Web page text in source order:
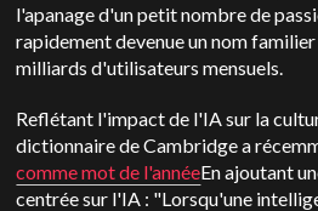
l'apanage d'un petit nombre de
rapidement devenue un nom
milliards d'utilisateurs mensuels.
Reflétant l'impact de l'IA sur la
dictionnaire de Cambridge a
comme mot de l'annéeEn ajoutant
centrée sur l'IA : "Lorsqu'une